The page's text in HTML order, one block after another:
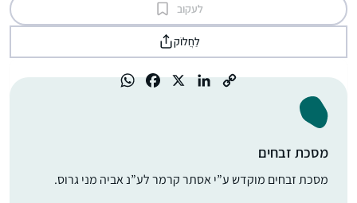
לעקוב
לַחֲלוֹק
מסכת זבחים
מסכת זבחים מוקדש ע”י אסתר קרמר לע”נ אביה מני גרוס.